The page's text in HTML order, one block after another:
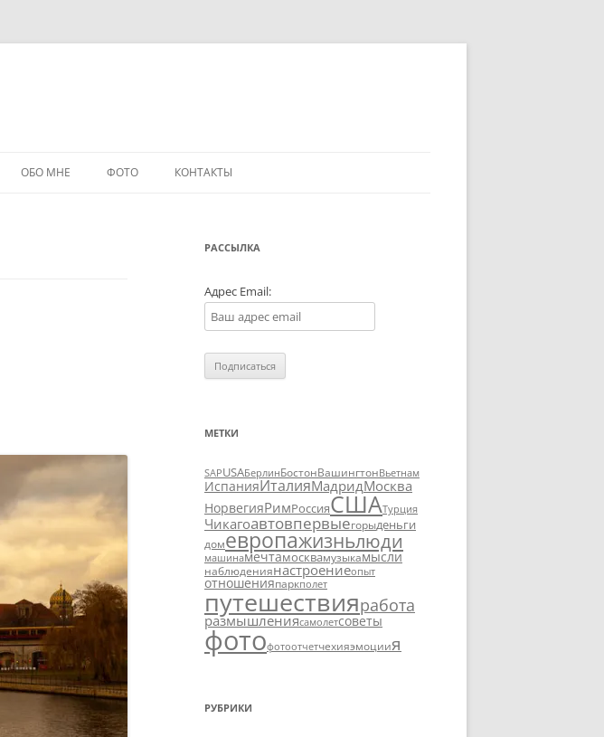
ОБО МНЕ ФОТО КОНТАКТЫ
РАССЫЛКА
Адрес Email:
МЕТКИ
SAPUSAБерлинБостонВашингтонВьетнам
ИспанияИталияМадридМосква
НорвегияРимРоссияСШАТурция
Чикагоавтовпервыегорыденьги
домевропажизньлюди
машинамечтамосквамузыкамысли
наблюдениянастроениеопыт
отношенияпаркполет
путешествияработа
размышлениясамолетсоветы
фотофотоотчетчехияэмоциия
РУБРИКИ